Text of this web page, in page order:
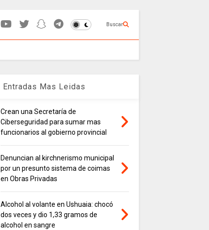
Buscar
Entradas Mas Leidas
Crean una Secretaría de
Ciberseguridad para sumar mas
funcionarios al gobierno provincial
Denuncian al kirchnerismo municipal
por un presunto sistema de coimas
en Obras Privadas
Alcohol al volante en Ushuaia: chocó
dos veces y dio 1,33 gramos de
alcohol en sangre